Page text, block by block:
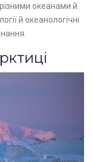
океанами й
й океанологічні